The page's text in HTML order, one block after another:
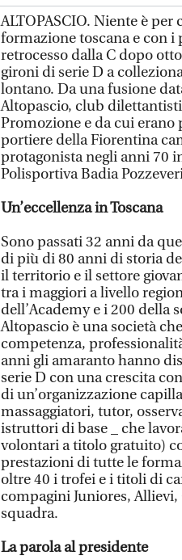
ALTOPASCIO. Niente è per
formazione toscana e con
retrocesso dalla C dopo
gironi di serie D a
lontano. Da una fusione
Altopascio, club
Promozione e da cui
portiere della Fiorentina
protagonista negli anni 70
Polisportiva Badia
Un’eccellenza in Toscana
Sono passati 32 anni da
di più di 80 anni di storia
il territorio e il settore
tra i maggiori a livello
dell’Academy e i 200 della
Altopascio è una società
competenza,
anni gli amaranto hanno
serie D con una crescita
di un’organizzazione
massaggiatori, tutor,
istruttori di base _ che
volontari a titolo gratuito)
prestazioni di tutte le
oltre 40 i trofei e i titoli di
compagini Juniores,
squadra.
La parola al presidente